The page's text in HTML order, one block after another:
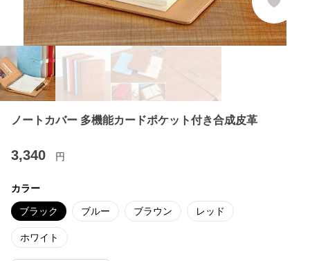
ノートカバー 多機能カードポケット付き合成皮革
3,340 円
カラー
ブラック ブルー ブラウン レッド
ホワイト